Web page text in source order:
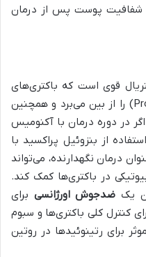
شفافیت پوست پس از درمان
قوی است که باکتری‌های
مولد آکنه (Propionibacterium acnes) را از بین می‌برد و همچنین
در دوره درمان با آکنومیس
از بنزوئیل پراکسید با
2.5% یا 5%) به عنوان درمان نگهدارنده، می‌تواند
در باکتری‌ها کمک کند.
یک ضدجوش اورژانسی برای
کنترل کلی باکتری‌ها و سبوم
برای رتینوئیدها در روتین